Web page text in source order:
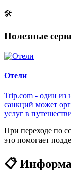
🛠
Полезные
Отели
Trip.com - один из
санкций может
услуг в
При переходе по
это помогает
📋